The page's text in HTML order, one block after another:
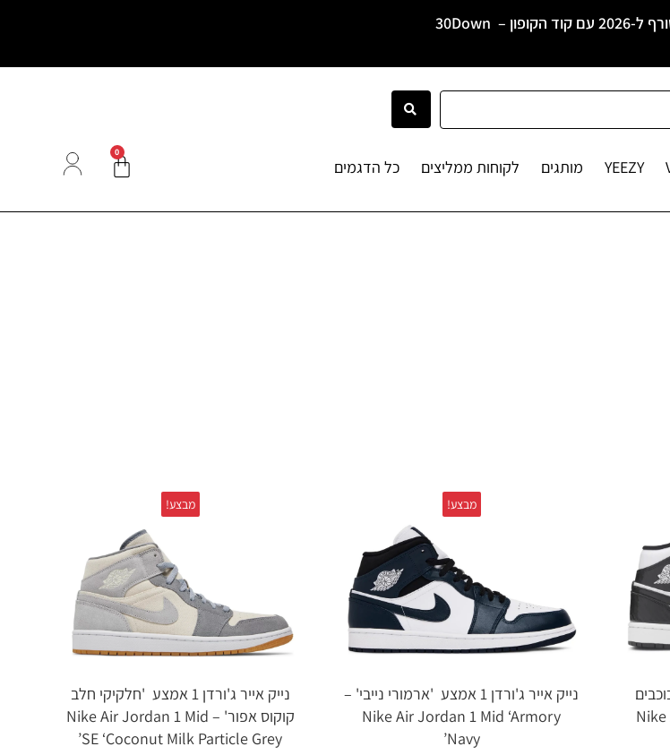
הקופון – 30Down
YEEZY מותגים לקוחות ממליצים כל הדגמים
0
הכוכבים
2021'
מבצע!
נייק אייר ג'ורדן 1 אמצע 'ארמורי נייבי' –
Nike Air Jordan 1 Mid ‘Armory
Navy’
מבצע!
נייק אייר ג'ורדן 1 אמצע 'חלקיקי חלב
קוקוס אפור' – Nike Air Jordan 1 Mid
SE ‘Coconut Milk Particle Grey’